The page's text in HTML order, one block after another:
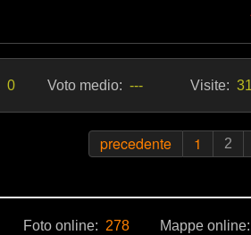
0 Voto medio: --- Visite:
precedente 1 2
Foto online: 278
Mappe